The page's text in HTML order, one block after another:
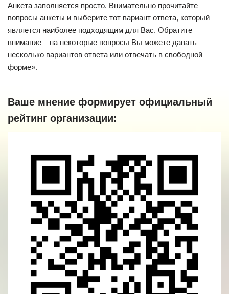
Анкета заполняется просто. Внимательно прочитайте
вопросы анкеты и выберите тот вариант ответа, который
является наиболее подходящим для Вас. Обратите
внимание – на некоторые вопросы Вы можете давать
несколько вариантов ответа или отвечать в свободной
форме».
Ваше мнение формирует официальный
рейтинг организации: